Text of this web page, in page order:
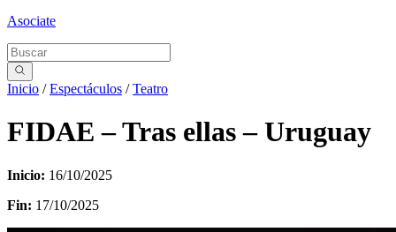
Asociate
Inicio /Espectáculos /Teatro
FIDAE – Tras ellas – Uruguay
Inicio: 16/10/2025
Fin: 17/10/2025